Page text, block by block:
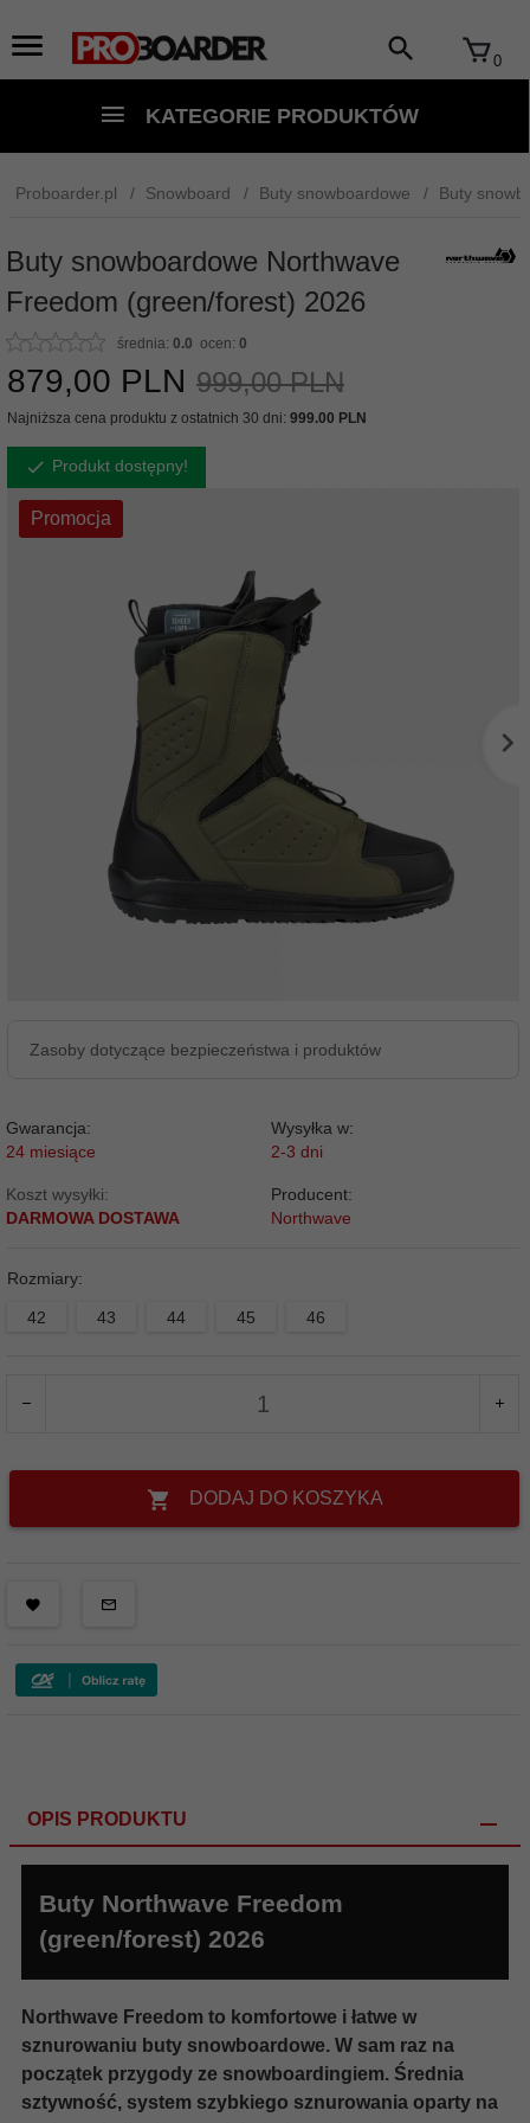
0
KATEGORIE PRODUKTÓW
Proboarder.pl Snowboard Buty snowboardowe Buty
Buty snowboardowe Northwave
Freedom (green/forest) 2026
średnia: 0.0 ocen: 0
879,00 PLN 999,00 PLN
Najniższa cena produktu z ostatnich 30 dni: 999.00 PLN
Produkt dostępny!
Promocja
Zasoby dotyczące bezpieczeństwa i produktów
Gwarancja:
24 miesiące
Wysyłka w:
2-3 dni
Koszt wysyłki:
DARMOWA DOSTAWA
Producent:
Northwave
Rozmiary:
42 43 44 45 46
DODAJ DO KOSZYKA
OPIS PRODUKTU
Buty Northwave Freedom
(green/forest) 2026
Northwave Freedom to komfortowe i łatwe w
sznurowaniu buty snowboardowe. W sam raz na
początek przygody ze snowboardingiem. Średnia
sztywność, system szybkiego sznurowania oparty na